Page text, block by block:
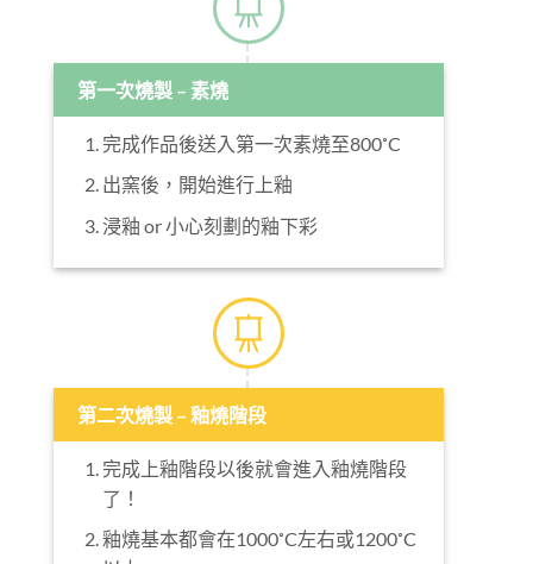
第一次燒製 – 素燒
完成作品後送入第一次素燒至800˚C
出窯後，開始進行上釉
浸釉 or 小心刻劃的釉下彩
第二次燒製 – 釉燒階段
完成上釉階段以後就會進入釉燒階段
了！
釉燒基本都會在1000˚C左右或1200˚C
以上